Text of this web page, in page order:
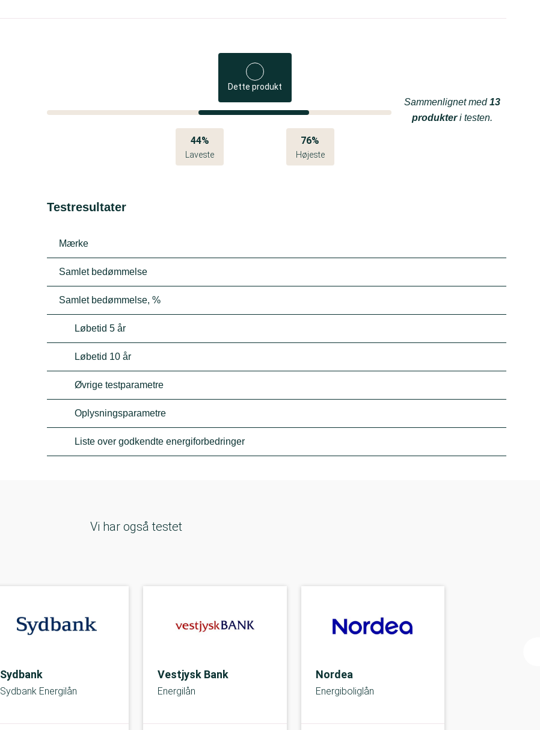
Dette produkt
44%
Laveste
76%
Højeste
Sammenlignet med13
produkteri testen.
Testresultater
Mærke
Samlet bedømmelse
Samlet bedømmelse, %
Løbetid 5 år
Løbetid 10 år
Øvrige testparametre
Oplysningsparametre
Liste over godkendte energiforbedringer
Vi har også testet
Sydbank
Sydbank Energilån
Vestjysk Bank
Energilån
Nordea
Energiboliglån